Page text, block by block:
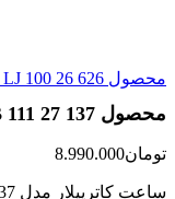
محصول LJ 100 26 626
محصول LB 111 27 137
تومان8.990.000